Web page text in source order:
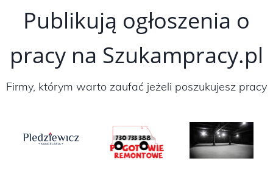
Publikują ogłoszenia o
pracy na Szukampracy.pl
Firmy, którym warto zaufać jeżeli poszukujesz pracy